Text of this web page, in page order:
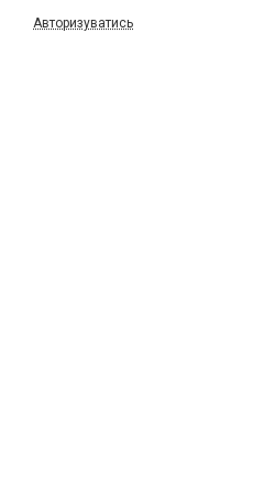
Авторизуватись